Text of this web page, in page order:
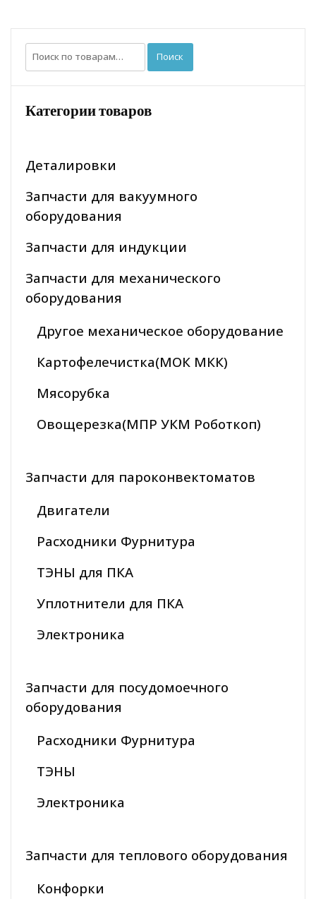
Искать: Поиск
Категории товаров
Деталировки
Запчасти для вакуумного
оборудования
Запчасти для индукции
Запчасти для механического
оборудования
Другое механическое оборудование
Картофелечистка(МОК МКК)
Мясорубка
Овощерезка(МПР УКМ Роботкоп)
Запчасти для пароконвектоматов
Двигатели
Расходники Фурнитура
ТЭНЫ для ПКА
Уплотнители для ПКА
Электроника
Запчасти для посудомоечного
оборудования
Расходники Фурнитура
ТЭНЫ
Электроника
Запчасти для теплового оборудования
Конфорки